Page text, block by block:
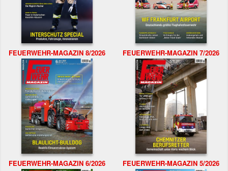
FEUERWEHR-MAGAZIN 8/2026 FEUERWEHR-MAGAZIN 7/2026
FEUERWEHR-MAGAZIN 6/2026 FEUERWEHR-MAGAZIN 5/2026